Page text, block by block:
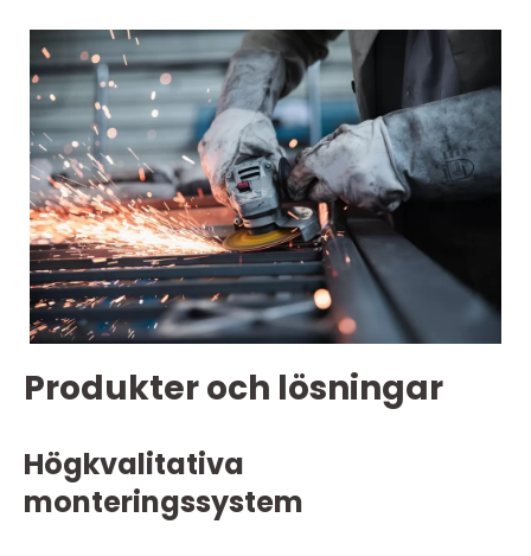
Produkter och lösningar
Högkvalitativa
monteringssystem